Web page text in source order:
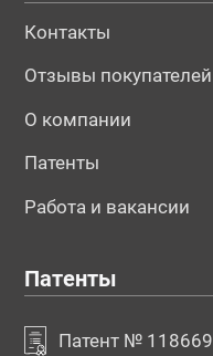
Контакты
Отзывы покупателей
О компании
Патенты
Работа и вакансии
Патенты
Патент № 118669